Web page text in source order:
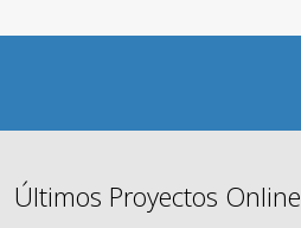
Últimos Proyectos Online